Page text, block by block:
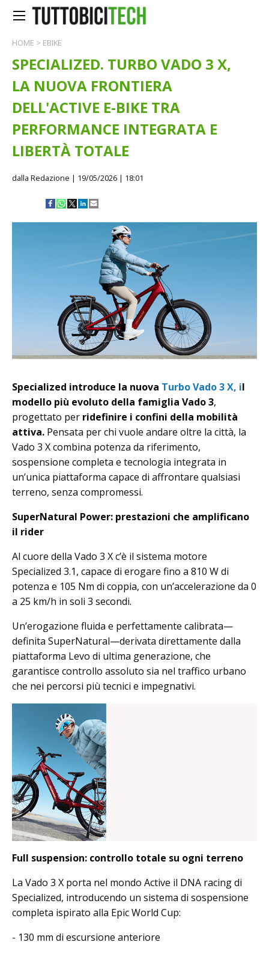
HOME > EBIKE
SPECIALIZED. TURBO VADO 3 X,
LA NUOVA FRONTIERA
DELL'ACTIVE E-BIKE TRA
PERFORMANCE INTEGRATA E
LIBERTÀ TOTALE
dalla Redazione | 19/05/2026 | 18:01
Specialized introduce la nuova Turbo Vado 3 X, il
modello più evoluto della famiglia Vado 3,
progettato per ridefinire i confini della mobilità
attiva. Pensata per chi vuole andare oltre la città, la
Vado 3 X combina potenza da riferimento,
sospensione completa e tecnologia integrata in
un’unica piattaforma capace di affrontare qualsiasi
terreno, senza compromessi.
SuperNatural Power: prestazioni che amplificano
il rider
Al cuore della Vado 3 X c’è il sistema motore
Specialized 3.1, capace di erogare fino a 810 W di
potenza e 105 Nm di coppia, con un’accelerazione da 0
a 25 km/h in soli 3 secondi.
Un’erogazione fluida e perfettamente calibrata—
definita SuperNatural—derivata direttamente dalla
piattaforma Levo di ultima generazione, che
garantisce controllo assoluto sia nel traffico urbano
che nei percorsi più tecnici e impegnativi.
Full suspension: controllo totale su ogni terreno
La Vado 3 X porta nel mondo Active il DNA racing di
Specialized, introducendo un sistema di sospensione
completa ispirato alla Epic World Cup:
- 130 mm di escursione anteriore